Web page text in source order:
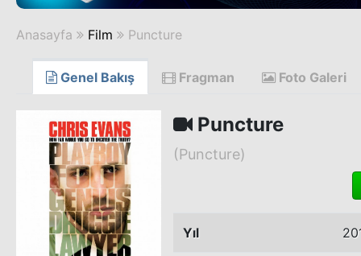
Anasayfa Film Puncture
Genel Bakış Fragman Foto Galeri
Puncture
(Puncture)
Yıl